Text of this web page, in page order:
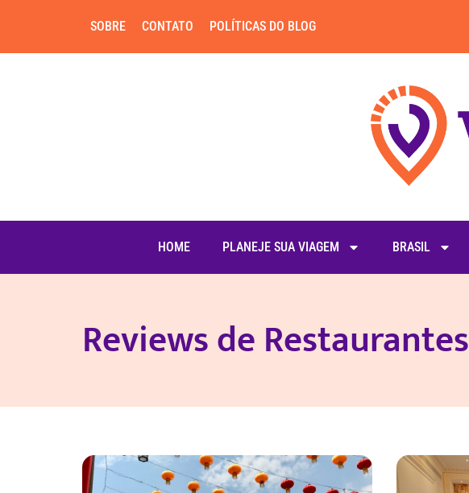
SOBRE CONTATO POLÍTICAS DO BLOG
HOME PLANEJE SUA VIAGEM BRASIL
Reviews de Restaurantes